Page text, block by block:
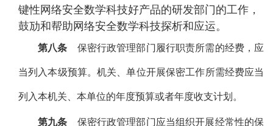
键性网络安全数学科技好产品的研发部门的工作，
鼓劢和帮助网络安全数学科技探析和应运。
第八条 保密行政管理部门履行职责所需的经费，应
当列入本级预算。机关、单位开展保密工作所需经费应当
列入本机关、本单位的年度预算或者年度收支计划。
第九条 保密行政管理部门应当组织开展经常性的保